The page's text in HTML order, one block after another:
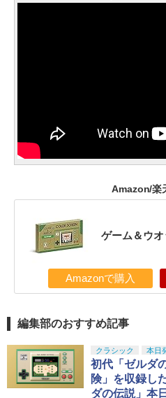
Amazon/楽
ゲーム＆ウ
Amazonで購入
編集部のおすすめ記事
クラシック 本日
初代「ゼルダ
険」を収録し
ダの伝説」本